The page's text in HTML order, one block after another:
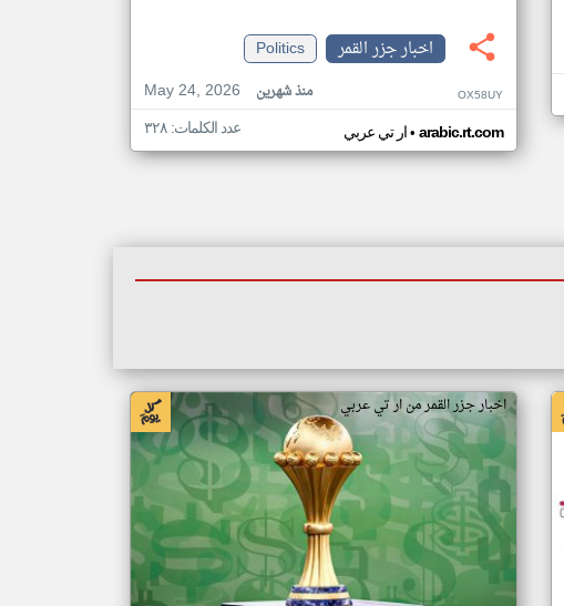
اخبار جزر القمر
Politics
May 24, 2026
منذ شهرين OX58UY
ار تي عربي• arabic.rt.com عدد الكلمات: ٣٢٨
اخبار جزر القمر من ار تي عربي